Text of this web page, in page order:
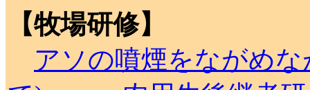
【牧場研修】
アソの噴煙をながめ